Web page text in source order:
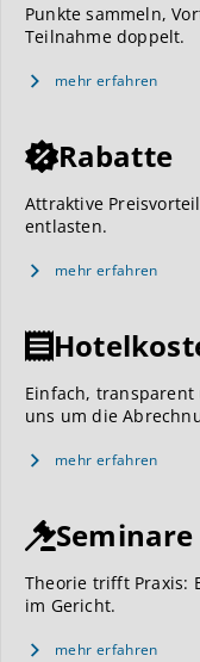
Punkte sammeln,
Teilnahme doppelt.
mehr erfahren
Rabatte
Attraktive
entlasten.
mehr erfahren
Einfach,
uns um die
mehr erfahren
Theorie trifft Praxis:
im Gericht.
mehr erfahren